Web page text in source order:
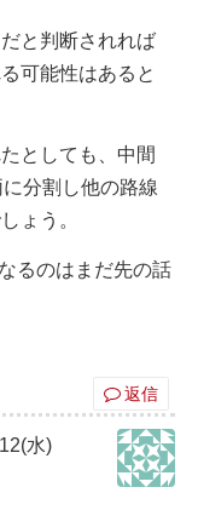
と判断されれば
可能性はあると
としても、中間
分割し他の路線
ょう。
るのはまだ先の話
返信
水)